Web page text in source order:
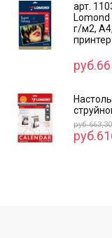
арт.
г/м2,
руб.663,30